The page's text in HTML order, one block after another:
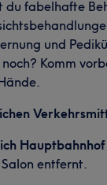
du fabelhafte
und
Komm
Hauptbahnhof
entfernt.